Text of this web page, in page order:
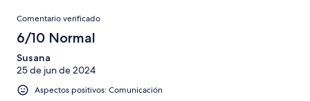
puntuación
Normal
una
puntuación
Mediocre
88
una
puntuación
de
Comentarios
Comentario verificado
6/10 Normal
Susana
25 de jun de 2024
Aspectos positivos: Comunicación